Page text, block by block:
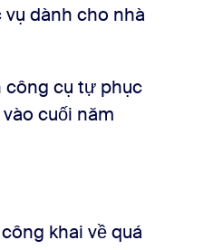
dành cho nhà
công cụ tự phục
cuối năm
khai về quá